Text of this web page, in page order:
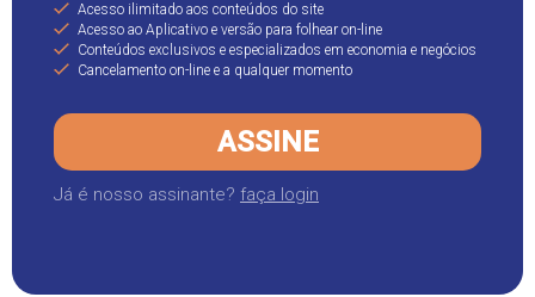
Acesso ilimitado aos conteúdos do site
Acesso ao Aplicativo e versão para folhear on-line
Conteúdos exclusivos e especializados em economia e negócios
Cancelamento on-line e a qualquer momento
ASSINE
Já é nosso assinante? faça login